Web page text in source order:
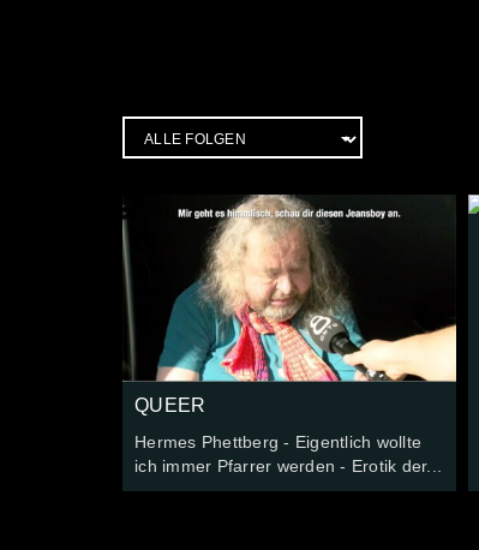
QUEER
Hermes Phettberg - Eigentlich wollte
ich immer Pfarrer werden - Erotik der...